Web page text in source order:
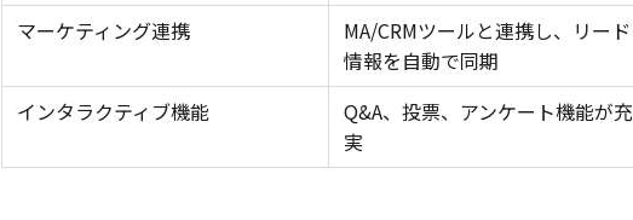
マーケティング連携
MA/CRMツールと連携し、リード
情報を自動で同期
インタラクティブ機能
Q&A、投票、アンケート機能が充
実